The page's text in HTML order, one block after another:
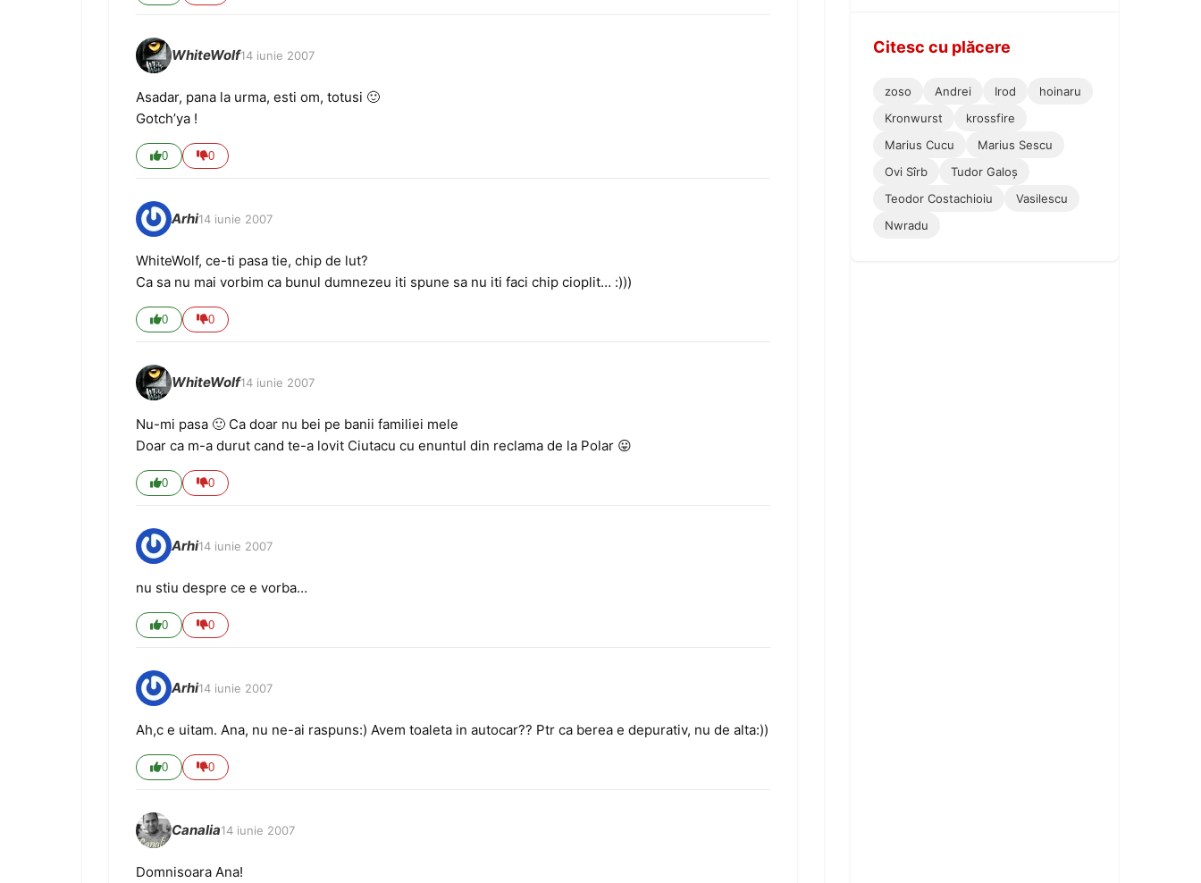
WhiteWolf14 iunie 2007
Asadar, pana la urma, esti om, totusi 🙂
Gotch’ya !
0 0
Arhi14 iunie 2007
WhiteWolf, ce-ti pasa tie, chip de lut?
Ca sa nu mai vorbim ca bunul dumnezeu iti spune sa nu iti faci chip cioplit… :)))
0 0
WhiteWolf14 iunie 2007
Nu-mi pasa 🙂 Ca doar nu bei pe banii familiei mele
Doar ca m-a durut cand te-a lovit Ciutacu cu enuntul din reclama de la Polar 😛
0 0
Arhi14 iunie 2007
nu stiu despre ce e vorba…
0 0
Arhi14 iunie 2007
Ah,c e uitam. Ana, nu ne-ai raspuns:) Avem toaleta in autocar?? Ptr ca berea e depurativ, nu de alta:))
0 0
Canalia14 iunie 2007
Domnisoara Ana!
Citesc cu plăcere
zoso Andrei Irod
hoinaru
Kronwurst
krossfire
Marius Cucu
Marius Sescu
Ovi Sîrb
Tudor Galoș
Teodor Costachioiu
Vasilescu
Nwradu